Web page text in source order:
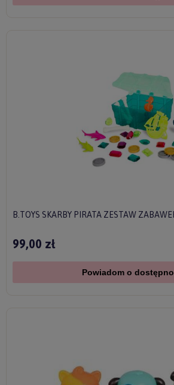
B.TOYS SKARBY PIRATA ZESTAW
99,00 zł
Powiadom o